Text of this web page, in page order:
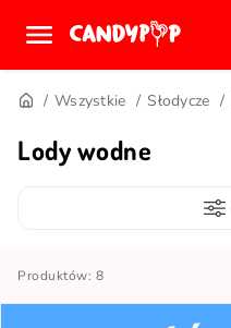
Wszystkie Słodycze
Lody wodne
Produktów: 8